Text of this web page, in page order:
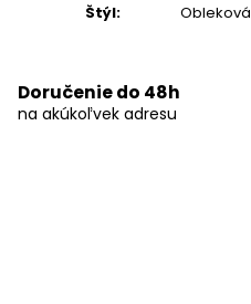
Štýl: Obleková
Doručenie do 48h
na akúkoľvek adresu